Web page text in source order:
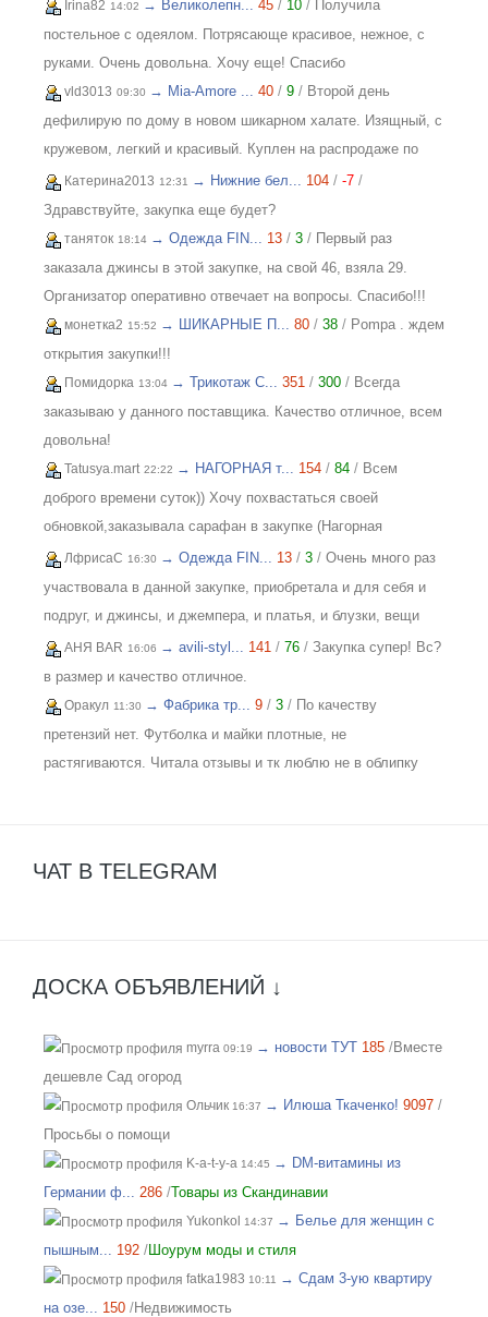
Irina82 14:02 → Великолепн... 45 / 10 /
Получила
постельное с одеялом. Потрясающе красивое, нежное, с
руками. Очень довольна. Хочу еще! Спасибо
vld3013 09:30 → Mia-Amore ... 40 / 9 / Второй день
дефилирую по дому в новом шикарном халате. Изящный, с
кружевом, легкий и красивый. Куплен на распродаже по
отличной цене. Спасибо организатору за возможность
приобретать красивые вещи по приятным ценам. Желаю
закупке процветания и долгожительства
Катерина2013 12:31 → Нижние бел... 104 / -7 /
Здравствуйте, закупка еще будет?
таняток 18:14 → Одежда FIN... 13 / 3 / Первый раз
заказала джинсы в этой закупке, на свой 46, взяла 29.
Организатор оперативно отвечает на вопросы. Спасибо!!!
монетка2 15:52 → ШИКАРНЫЕ П... 80 / 38 / Pompa . ждем
открытия закупки!!!
Помидорка 13:04 → Трикотаж C... 351 / 300 / Всегда
заказываю у данного поставщика. Качество отличное, всем
довольна!
Tatusya.mart 22:22 → НАГОРНАЯ т... 154 / 84 / Всем
доброго времени суток)) Хочу похвастаться своей
обновкой,заказывала сарафан в закупке (Нагорная
трикотаж) и осталась в полном восторге от качества))
Соответствие размерности и качество Выше всяких
похвал))
ЛфрисаС 16:30 → Одежда FIN... 13 / 3 / Очень много раз
участвовала в данной закупке, приобретала и для себя и
подруг, и джинсы, и джемпера, и платья, и блузки, вещи
качественные, соответствуют размеру и описанию,
организатор умничка всегда оперативно отвечает, с
удовольствием буду участвовать еще!
АНЯ BAR 16:06 → avili-styl... 141 / 76 / Закупка супер! Вс?
в размер и качество отличное.
Оракул 11:30 → Фабрика тр... 9 / 3 / По качеству
претензий нет. Футболка и майки плотные, не
растягиваются. Читала отзывы и тк люблю не в облипку
юбками не заправляя.
ЧАТ В TELEGRAM
ДОСКА ОБЪЯВЛЕНИЙ ↓
myrra 09:19 → новости ТУТ 185 /Вместе
дешевле Сад огород
Ольчик 16:37 → Илюша Ткаченко! 9097 /
Просьбы о помощи
K-a-t-y-a 14:45 → DM-витамины из
Германии ф...
286 /Товары из Скандинавии
Yukonkol 14:37 → Белье для женщин с
пышным...
192 / Шоурум моды и стиля
fatka1983 10:11
→ Сдам 3-ую квартиру
на озе...
150 /Недвижимость